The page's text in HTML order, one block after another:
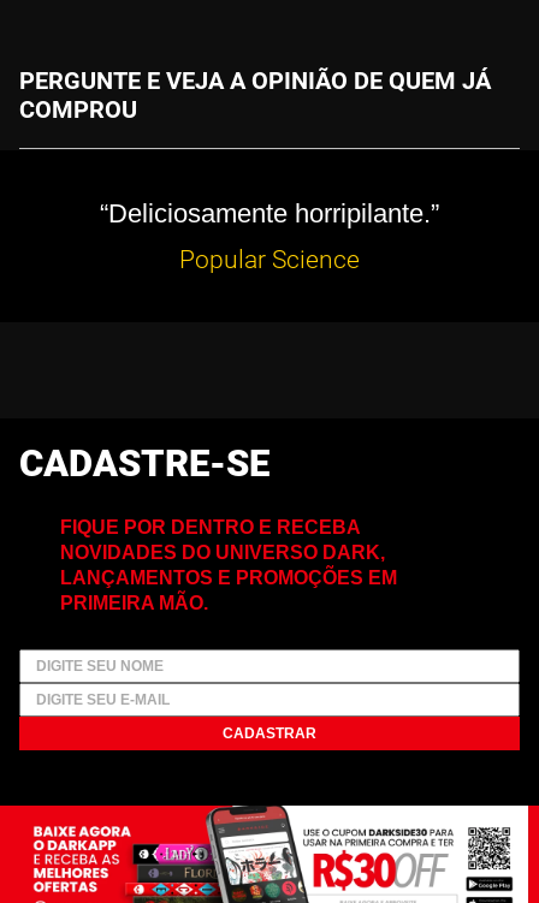
PERGUNTE E VEJA A OPINIÃO DE QUEM JÁ
COMPROU
“Deliciosamente horripilante.”
Popular Science
CADASTRE-SE
FIQUE POR DENTRO E RECEBA
NOVIDADES DO UNIVERSO DARK,
LANÇAMENTOS E PROMOÇÕES EM
PRIMEIRA MÃO.
CADASTRAR